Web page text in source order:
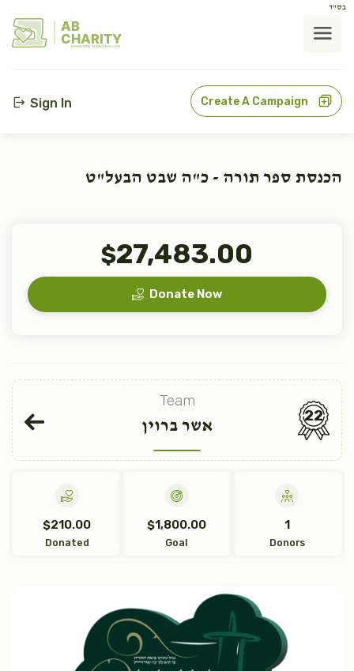
בס"ד
AB
CHARITY
powerd by ahblicklive.com
Sign In Create A Campaign
הכנסת ספר תורה - כ"ה שבט הבעל"ט
$27,483.00
Donate Now
Team
אשר ברוין
22
$210.00
Donated
$1,800.00
Goal
1
Donors